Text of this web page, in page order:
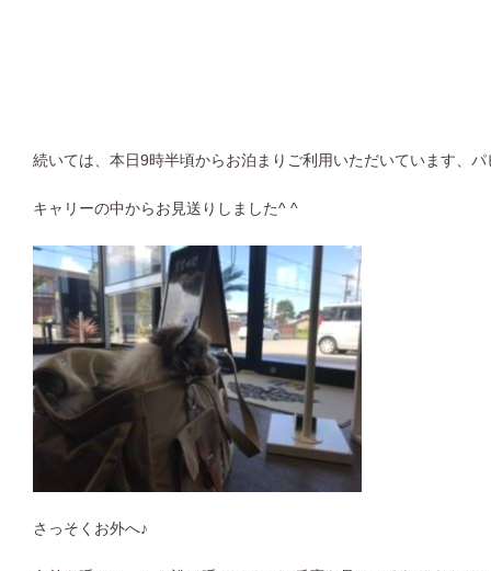
続いては、本日9時半頃からお泊まりご利用いただいています、
キャリーの中からお見送りしました^ ^
さっそくお外へ♪